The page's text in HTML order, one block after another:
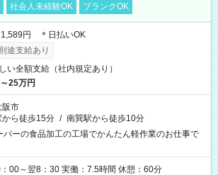
社会人未経験OK ブランクOK
1,589円 ＊日払いOK
途支給あり
い全額支給（社内規定あり）
25万円
阪市
から徒歩15分 / 南巽駅から徒歩10分
パーの食品加工の工場でかんたん軽作業のお仕事で
：00～翌8：30 実働：7.5時間 休憩：60分